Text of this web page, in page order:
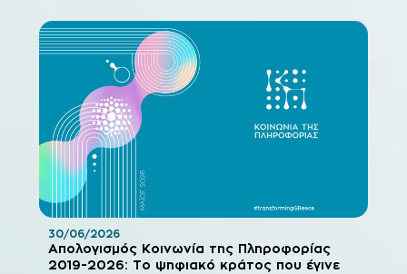
Απολογισμός Κοινωνία της Πληροφορίας
2019-2026: Το ψηφιακό κράτος που έγινε
30/06/2026